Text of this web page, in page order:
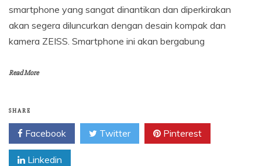
smartphone yang sangat dinantikan dan diperkirakan
akan segera diluncurkan dengan desain kompak dan
kamera ZEISS. Smartphone ini akan bergabung
Read More
SHARE
Facebook Twitter Pinterest
Linkedin